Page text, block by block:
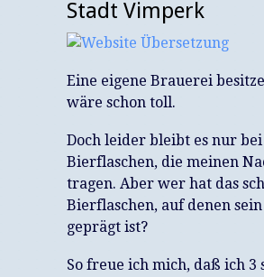
Stadt Vimperk
Eine eigene Brauerei
wäre schon toll.
Doch leider bleibt es nur
Bierflaschen, die meinen
tragen. Aber wer hat das
Bierflaschen, auf denen
geprägt ist?
So freue ich mich, daß ich 3